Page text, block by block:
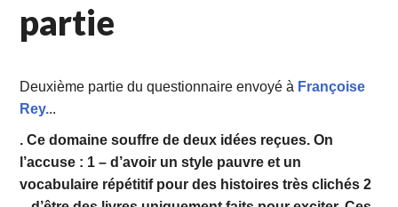
partie
Deuxième partie du questionnaire envoyé à Françoise
Rey...
. Ce domaine souffre de deux idées reçues. On
l’accuse : 1 – d’avoir un style pauvre et un
vocabulaire répétitif pour des histoires très clichés 2